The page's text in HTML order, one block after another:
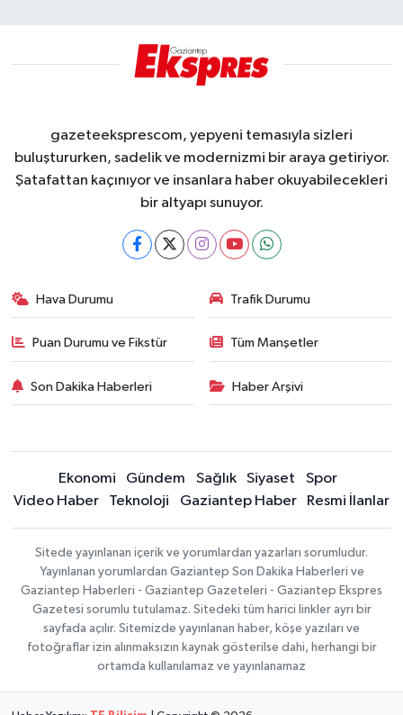
gazeteeksprescom, yepyeni temasıyla sizleri
buluştururken, sadelik ve modernizmi bir araya getiriyor.
Şatafattan kaçınıyor ve insanlara haber okuyabilecekleri
bir altyapı sunuyor.
Hava Durumu Trafik Durumu
Puan Durumu ve Fikstür Tüm Manşetler
Son Dakika Haberleri Haber Arşivi
Ekonomi Gündem Sağlık Siyaset
Spor
Video Haber
Teknoloji Gaziantep Haber Resmi İlanlar
Sitede yayınlanan içerik ve yorumlardan yazarları sorumludur.
Yayınlanan yorumlardan Gaziantep Son Dakika Haberleri ve
Gaziantep Haberleri - Gaziantep Gazeteleri - Gaziantep Ekspres
Gazetesi sorumlu tutulamaz. Sitedeki tüm harici linkler ayrı bir
sayfada açılır. Sitemizde yayınlanan haber, köşe yazıları ve
fotoğraflar izin alınmaksızın kaynak gösterilse dahi, herhangi bir
ortamda kullanılamaz ve yayınlanamaz